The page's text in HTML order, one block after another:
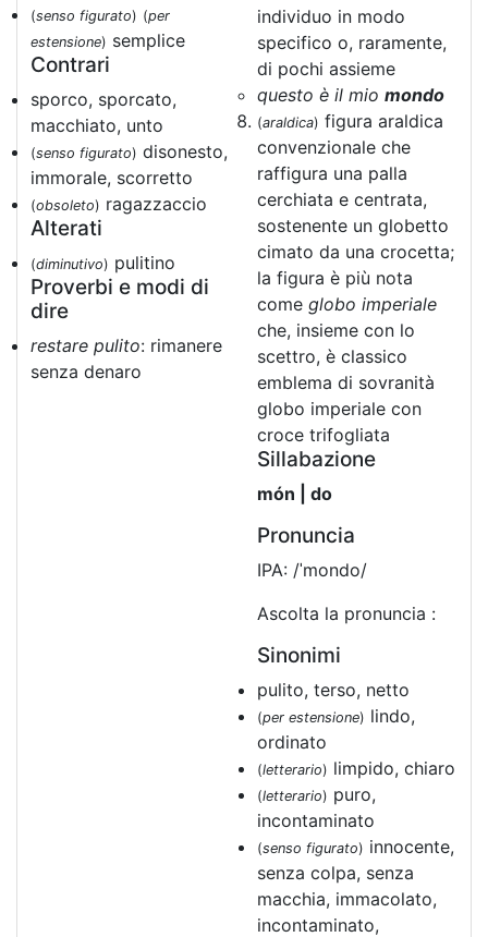
(senso figurato) (per
estensione) semplice
Contrari
sporco, sporcato,
macchiato, unto
(senso figurato) disonesto,
immorale, scorretto
(obsoleto) ragazzaccio
Alterati
(diminutivo) pulitino
Proverbi e modi di
dire
restare pulito: rimanere
senza denaro
individuo in modo
specifico o, raramente,
di pochi assieme
questo è il mio mondo
(araldica) figura araldica
convenzionale che
raffigura una palla
cerchiata e centrata,
sostenente un globetto
cimato da una crocetta;
la figura è più nota
come globo imperiale
che, insieme con lo
scettro, è classico
emblema di sovranità
globo imperiale con
croce trifogliata
Sillabazione
món | do
Pronuncia
IPA: /ˈmondo/
Ascolta la pronuncia :
Sinonimi
pulito, terso, netto
(per estensione) lindo,
ordinato
(letterario) limpido, chiaro
(letterario) puro,
incontaminato
(senso figurato) innocente,
senza colpa, senza
macchia, immacolato,
incontaminato,